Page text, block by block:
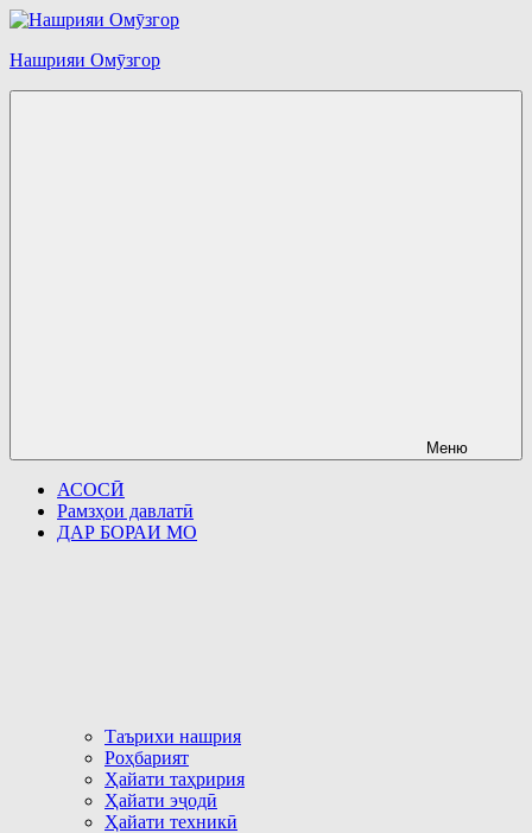
Перейти
содержимому
Нашрияи Омӯзгор
Меню
АСОСӢ
Рамзҳои давлатӣ
ДАР БОРАИ МО
Таърихи нашрия
Роҳбарият
Ҳайати таҳририя
Ҳайати эҷодӣ
Ҳайати техникӣ